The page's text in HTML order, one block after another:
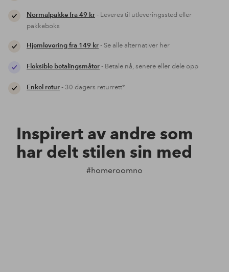
Normalpakke fra 49 kr- Leveres til utleveringssted eller
pakkeboks
Hjemlevering fra 149 kr- Se alle alternativer her
Fleksible betalingsmåter- Betale nå, senere eller dele opp
Enkel retur- 30 dagers returrett*
Inspirert av andre som
har delt stilen sin med
#homeroomno